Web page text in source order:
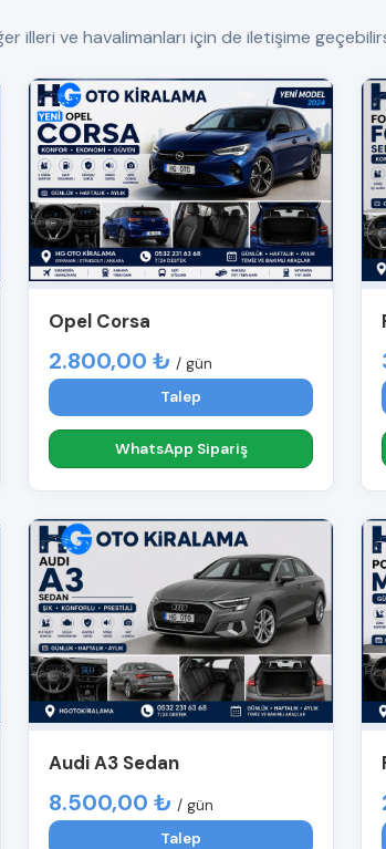
illeri ve havalimanları için de iletişime
Opel Corsa
2.800,00 ₺ / gün
Talep
WhatsApp Sipariş
Audi A3 Sedan
8.500,00 ₺ / gün
Talep